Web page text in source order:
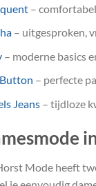
–
– uitgesproken,
– moderne basics
– perfecte
Jeans – tijdloze
Mode heeft